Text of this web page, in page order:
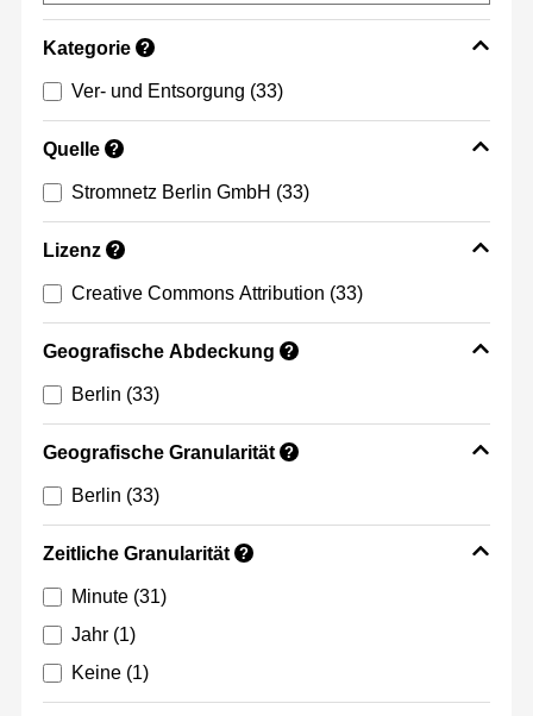
Kategorie ?
Ver- und Entsorgung (33)
Quelle ?
Stromnetz Berlin GmbH (33)
Lizenz ?
Creative Commons Attribution (33)
Geografische Abdeckung ?
Berlin (33)
Geografische Granularität ?
Berlin (33)
Zeitliche Granularität ?
Minute (31)
Jahr (1)
Keine (1)